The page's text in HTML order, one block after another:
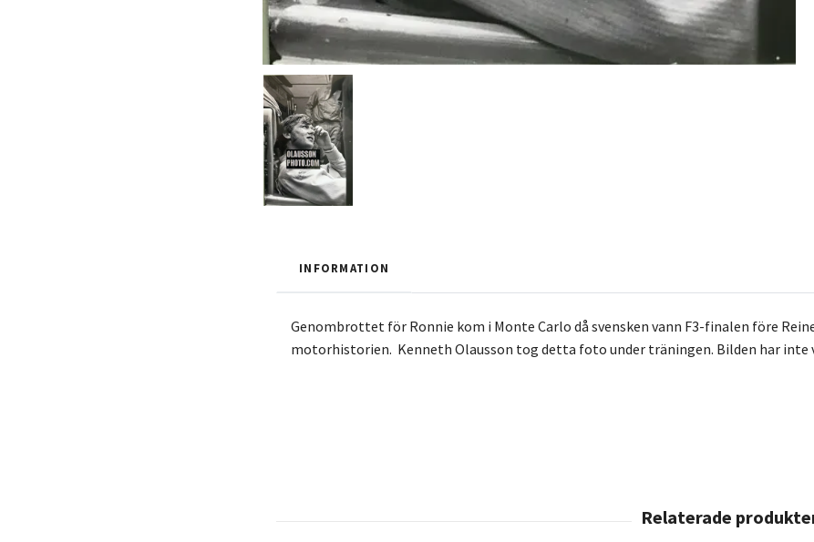
INFORMATION
Genombrottet för Ronnie kom i Monte Carlo då svensken vann F3-finalen före
motorhistorien. Kenneth Olausson tog detta foto under träningen. Bilden har inte